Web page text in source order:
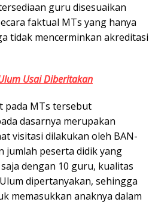
guru disesuaikan
faktual MTs yang hanya
tidak mencerminkan akreditasi
Usai Diberitakan
pada MTs tersebut
dasarnya merupakan
visitasi dilakukan oleh BAN-
jumlah peserta didik yang
dengan 10 guru, kualitas
dipertanyakan, sehingga
memasukkan anaknya dalam